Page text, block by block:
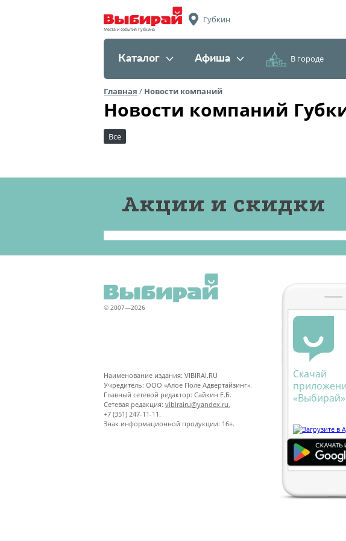
Места и события Губкина
Губкин
Каталог Афиша В городе
Главная / Новости компаний
Новости компаний
Все
Акции и скидки
© 2007—2026
Наименование издания: VIBIRAI.RU
Учредитель: ООО «Алое Поле Адвертайзинг».
Главный сетевой редактор: Сайкин Е.Б.
Сетевая редакция: vibirairu@yandex.ru
+7 (351) 247-11-11.
Знак информационной продукции: 16+.
Скачай
«Выбирай»